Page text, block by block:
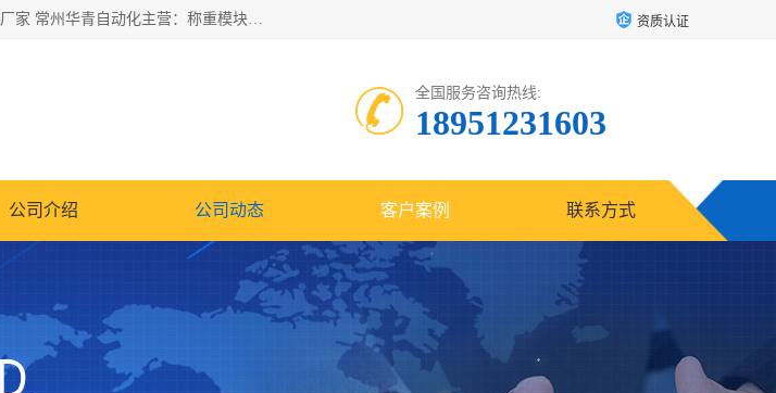
企业环保门禁电子台账系统，称重模块，配料称重系统,称重模块厂家,地磅称重系统,检重秤厂家 常州华青自动化主营：称重模块、无人值守称重系统、配料称重系统、地磅称重系统、检重秤、托利多称重模块等产品。各种称重软件，移动源环保门禁电子台账系统软件。 常州华青自动化系统有限公司7*24的电话支持服务、项目现场开发服务、新功能定制研发服务，产品培训、远程维护，现场安装调试工程等。 资质认证
全国服务咨询热线:
18951231603
公司介绍 公司动态 客户案例 联系方式